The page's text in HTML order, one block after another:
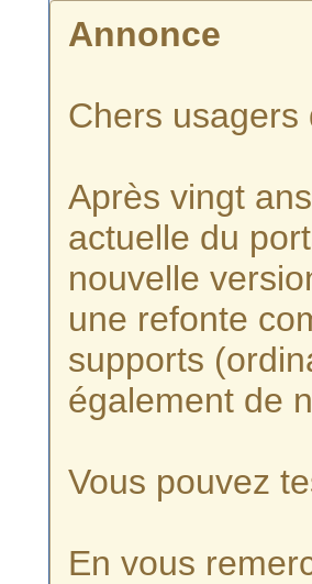
Annonce
Chers usagers
Après vingt
actuelle du
nouvelle
une refonte
supports
également de
Vous pouvez
En vous